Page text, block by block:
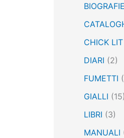
:BIOGRAFIE
CHICK LIT
DIARI (2)
FUMETTI
GIALLI (15)
LIBRI (3)
MANUALI